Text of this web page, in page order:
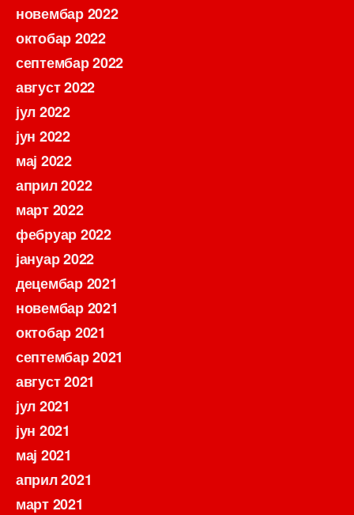
новембар 2022
октобар 2022
септембар 2022
август 2022
јул 2022
јун 2022
мај 2022
април 2022
март 2022
фебруар 2022
јануар 2022
децембар 2021
новембар 2021
октобар 2021
септембар 2021
август 2021
јул 2021
јун 2021
мај 2021
април 2021
март 2021